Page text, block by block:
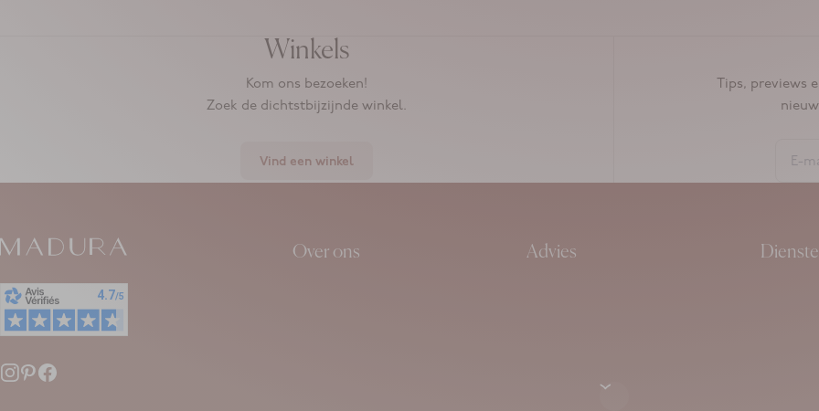
Winkels
Kom ons bezoeken!
Zoek de dichtstbijzijnde winkel.
Vind een winkel
Tips, previews
Over ons Advies